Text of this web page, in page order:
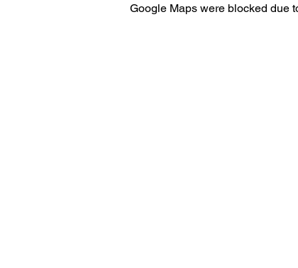
Google Maps were blocked due